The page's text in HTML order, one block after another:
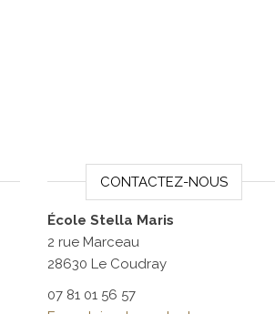
CONTACTEZ-NOUS
École Stella Maris
2 rue Marceau
28630 Le Coudray
07 81 01 56 57